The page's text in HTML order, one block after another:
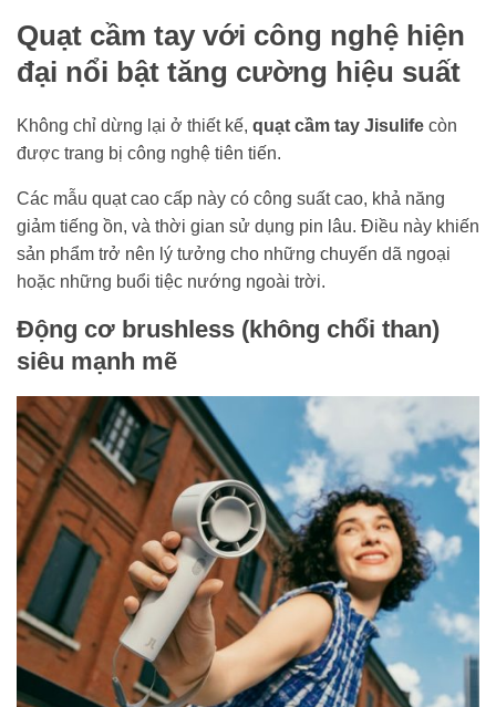
Quạt cầm tay với công nghệ hiện
đại nổi bật tăng cường hiệu suất
Không chỉ dừng lại ở thiết kế, quạt cầm tay Jisulife còn
được trang bị công nghệ tiên tiến.
Các mẫu quạt cao cấp này có công suất cao, khả năng
giảm tiếng ồn, và thời gian sử dụng pin lâu. Điều này khiến
sản phẩm trở nên lý tưởng cho những chuyến dã ngoại
hoặc những buổi tiệc nướng ngoài trời.
Động cơ brushless (không chổi than)
siêu mạnh mẽ